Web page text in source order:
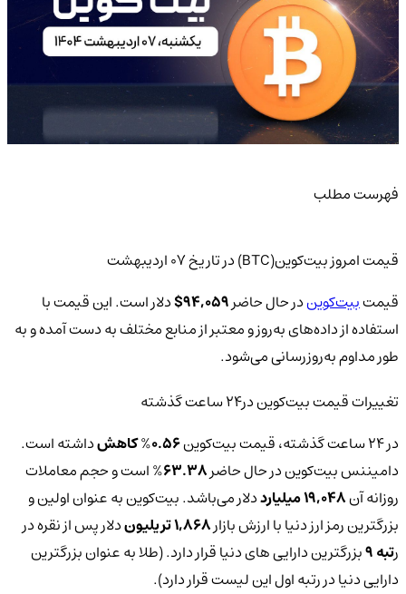
فهرست مطلب
قیمت امروز بیت‌کوین(BTC) در تاریخ ۰۷ اردیبهشت
قیمتبیت‌کویندر حال حاضر94,059
$دلار است. این قیمت با
استفاده از داده‌های به‌روز و معتبر از منابع مختلف به دست آمده و به
طور مداوم به‌روزرسانی می‌شود.
تغییرات قیمت بیت‌کوین‌ در24 ساعت گذشته
در 24 ساعت گذشته، قیمت بیت‌کوین
0.56
%کاهشداشته است.
دامیننس بیت‌کوین در حال حاضر63.38% است و حجم معاملات
روزانه آن19,048 میلیارد
دلار می‌باشد. بیت‌کوین به عنوان اولین و
بزرگترین رمز ارز دنیا با ارزش بازار1,868 تریلیون
دلار پس از نقره در
تبه 9 بزرگترین دارایی های دنیا قرار دارد. (طلا به عنوان بزرگترین
دارایی دنیا در رتبه اول این لیست قرار دارد).